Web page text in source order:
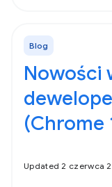
Blog
Nowości
(Chrome
Updated 2 czerwca